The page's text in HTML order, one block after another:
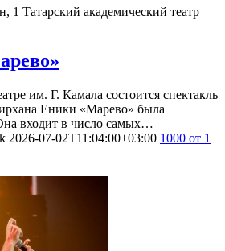
1 Татарский академический театр
им. Г. Камала состоится спектакль
Еники «Марево» была
входит в число самых…
2026-07-02T11:04:00+03:00 1000 от 1